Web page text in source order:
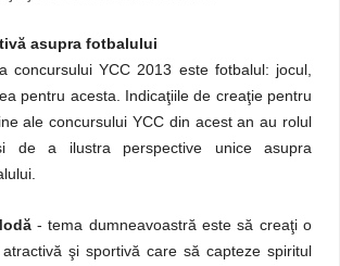
asupra fotbalului
concursului YCC 2013 este fotbalul: jocul,
pentru acesta.
Indicaţiile de creaţie pentru
ale concursului YCC din acest an au rolul
de a ilustra perspective unice asupra
- tema dumneavoastră este să creaţi o
şi sportivă care să capteze spiritul